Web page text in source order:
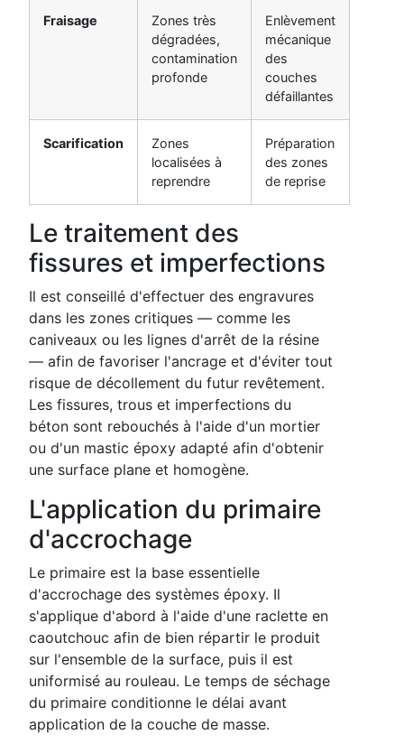
Fraisage
Zones très
dégradées,
contamination
profonde
Enlèvement
mécanique
des
couches
défaillantes
Scarification
Zones
localisées à
reprendre
Préparation
des zones
de reprise
Le traitement des
fissures et imperfections
Il est conseillé d'effectuer des engravures
dans les zones critiques — comme les
caniveaux ou les lignes d'arrêt de la résine
— afin de favoriser l'ancrage et d'éviter tout
risque de décollement du futur revêtement.
Les fissures, trous et imperfections du
béton sont rebouchés à l'aide d'un mortier
ou d'un mastic époxy adapté afin d'obtenir
une surface plane et homogène.
L'application du primaire
d'accrochage
Le primaire est la base essentielle
d'accrochage des systèmes époxy. Il
s'applique d'abord à l'aide d'une raclette en
caoutchouc afin de bien répartir le produit
sur l'ensemble de la surface, puis il est
uniformisé au rouleau. Le temps de séchage
du primaire conditionne le délai avant
application de la couche de masse.